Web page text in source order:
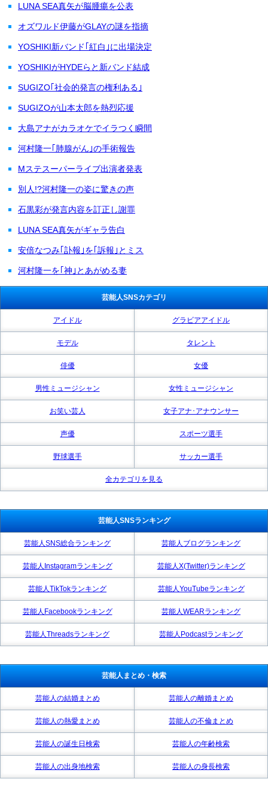
LUNA SEA真矢が脳腫瘍を公表
オズワルド伊藤がGLAYの謎を指摘
YOSHIKI新バンド｢紅白｣に出場決定
YOSHIKIがHYDEらと新バンド結成
SUGIZO｢社会的発言の権利ある｣
SUGIZOが山本太郎を熱烈応援
大島アナがカラオケでイラつく瞬間
河村隆一｢肺腺がん｣の手術報告
Mステスーパーライブ出演者発表
別人!?河村隆一の姿に驚きの声
石黒彩が発言内容を訂正し謝罪
LUNA SEA真矢がギャラ告白
安倍なつみ｢訃報｣を｢訴報｣とミス
河村隆一を｢神｣とあがめる妻
芸能人SNSカテゴリ
アイドル グラビアアイドル
モデル タレント
俳優 女優
男性ミュージシャン 女性ミュージシャン
お笑い芸人 女子アナ･アナウンサー
声優 スポーツ選手
野球選手 サッカー選手
全カテゴリを見る
芸能人SNSランキング
芸能人SNS総合ランキング 芸能人ブログランキング
芸能人Instagramランキング 芸能人X(Twitter)ランキング
芸能人TikTokランキング 芸能人YouTubeランキング
芸能人Facebookランキング 芸能人WEARランキング
芸能人Threadsランキング 芸能人Podcastランキング
芸能人まとめ・検索
芸能人の結婚まとめ 芸能人の離婚まとめ
芸能人の熱愛まとめ 芸能人の不倫まとめ
芸能人の誕生日検索 芸能人の年齢検索
芸能人の出身地検索 芸能人の身長検索